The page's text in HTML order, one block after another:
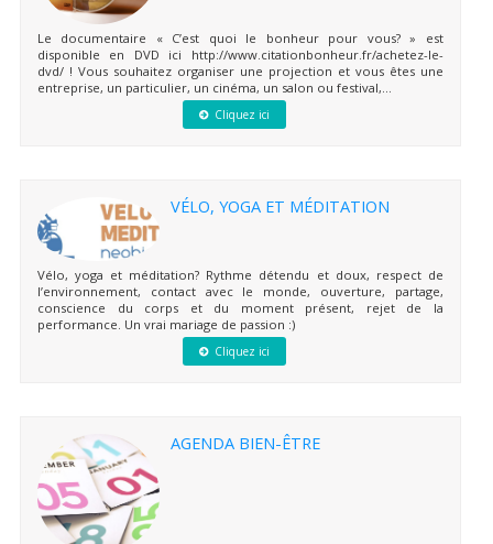
Le documentaire « C’est quoi le bonheur pour vous? » est
disponible en DVD ici http://www.citationbonheur.fr/achetez-le-
dvd/ ! Vous souhaitez organiser une projection et vous êtes une
entreprise, un particulier, un cinéma, un salon ou festival,...
Cliquez ici
VÉLO, YOGA ET MÉDITATION
Vélo, yoga et méditation? Rythme détendu et doux, respect de
l’environnement, contact avec le monde, ouverture, partage,
conscience du corps et du moment présent, rejet de la
performance. Un vrai mariage de passion :)
Cliquez ici
AGENDA BIEN-ÊTRE